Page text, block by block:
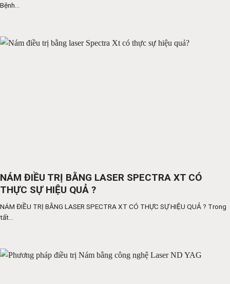
Bệnh...
NÁM ĐIỀU TRỊ BẰNG LASER SPECTRA XT CÓ
THỰC SỰ HIỆU QUẢ ?
NÁM ĐIỀU TRỊ BẰNG LASER SPECTRA XT CÓ THỰC SỰ HIỆU QUẢ ? Trong
tất...